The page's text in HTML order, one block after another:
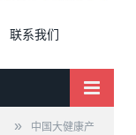
联系我们
»
中国大健康产